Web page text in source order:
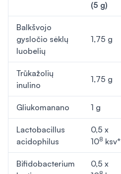
(5 g)
Balkšvojo
gysločio sėklų
luobelių
1,75 g
Trūkažolių
inulino
1,75 g
Gliukomanano 1 g
Lactobacillus
acidophilus
0,5 x
108 ksv*
Bifidobacterium
0,5 x